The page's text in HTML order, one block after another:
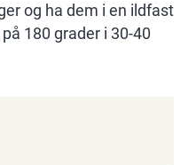
og ha dem i en ildfast
180 grader i 30-40